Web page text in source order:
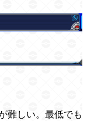
難しい。最低でも